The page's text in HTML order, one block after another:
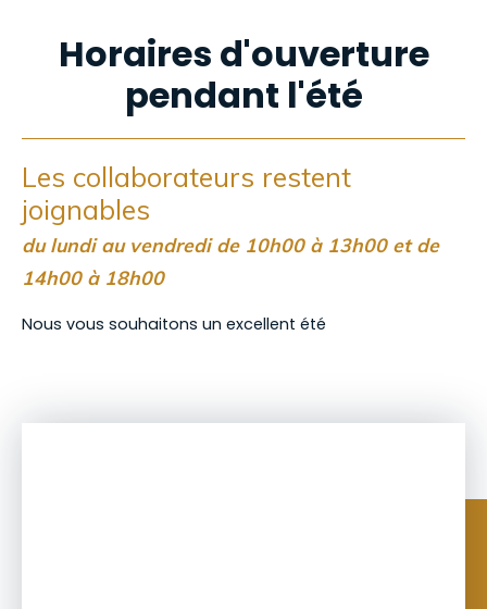
Horaires d'ouverture
pendant l'été
Les collaborateurs restent
joignables
du lundi au vendredi de 10h00 à 13h00 et de
14h00 à 18h00
Nous vous souhaitons un excellent été